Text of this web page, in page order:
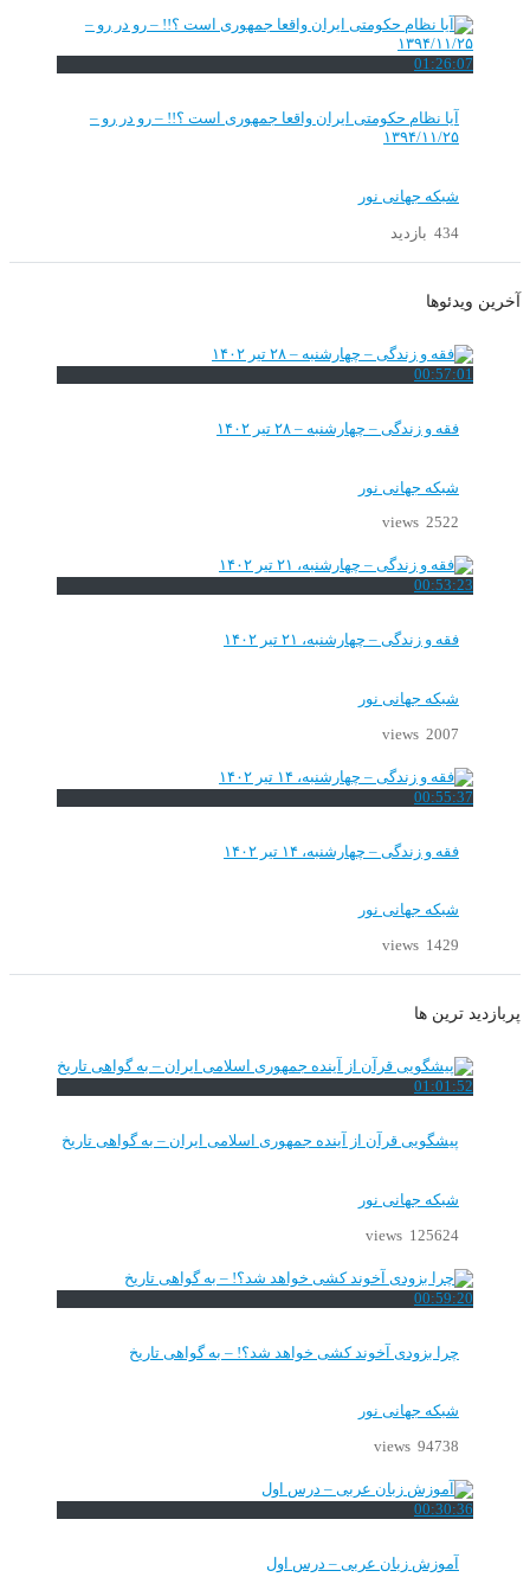
01:26:07
آیا نظام حکومتی ایران واقعا جمهوری است ؟!! – رو در رو –
۱۳۹۴/۱۱/۲۵
شبکه جهانی نور
434 بازدید
آخرین ویدئوها
00:57:01
فقه و زندگی – چهارشنبه – ۲۸ تیر ۱۴۰۲
شبکه جهانی نور
2522 views
00:53:23
فقه و زندگی – چهارشنبه، ۲۱ تیر ۱۴۰۲
شبکه جهانی نور
2007 views
00:55:37
فقه و زندگی – چهارشنبه، ۱۴ تیر ۱۴۰۲
شبکه جهانی نور
1429 views
پربازدید ترین ها
01:01:52
پیشگویی قرآن از آینده جمهوری اسلامی ایران – به گواهی تاریخ
شبکه جهانی نور
125624 views
00:59:20
چرا بزودی آخوند کشی خواهد شد؟! – به گواهی تاریخ
شبکه جهانی نور
94738 views
00:30:36
آموزش زبان عربی – درس اول